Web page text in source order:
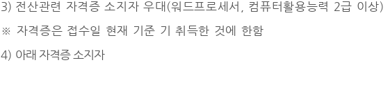
3) 전산관련 자격증 소지자 우대 (워드프로세서 컴퓨터활용능력 2급 이상)
※ 자격증은 접수일 현재 기준 기 취득한 것에 한함
4) 아래 자격증 소지자